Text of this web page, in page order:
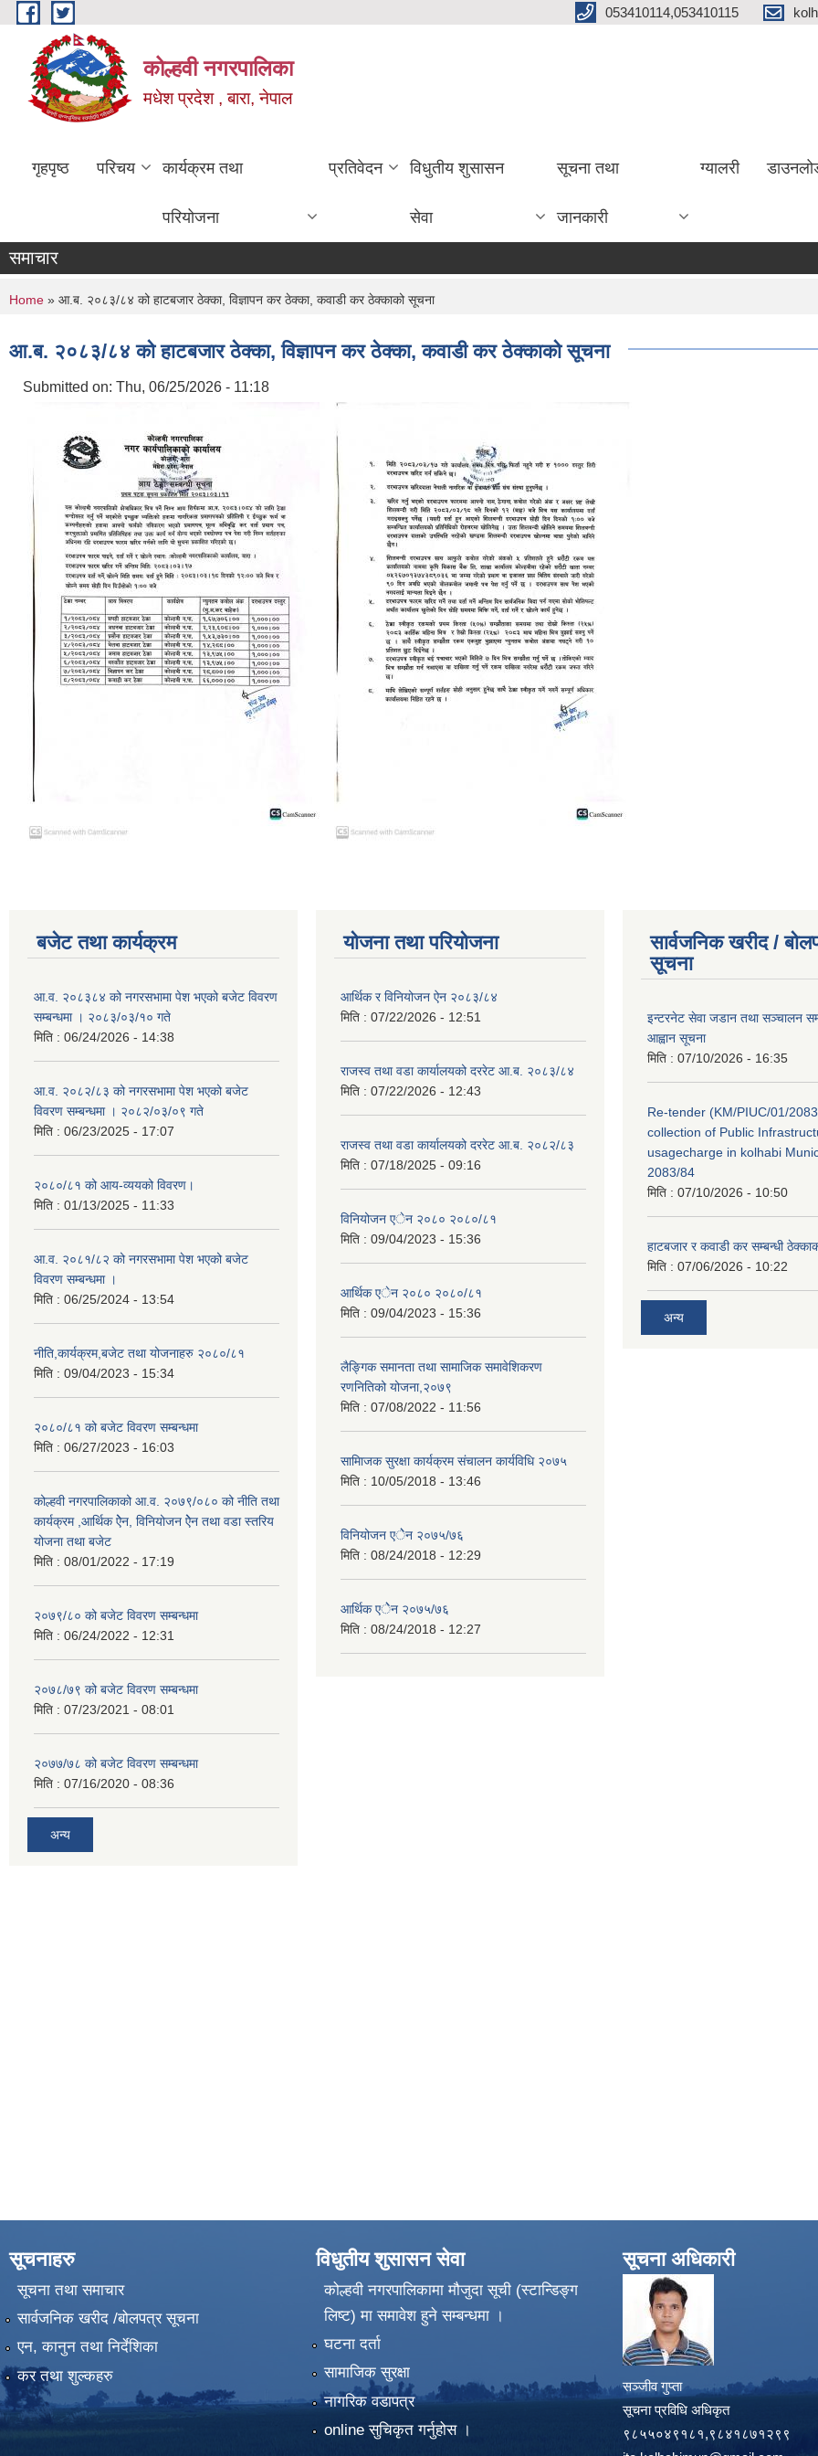
Skip to main content 053410114,053410115
कोल्हवी नगरपालिका
मधेश प्रदेश , बारा, नेपाल
गृहपृष्ठ परिचय कार्यक्रम तथा
परियोजना
प्रतिवेदन विधुतीय शुसासन
सेवा
सूचना तथा
जानकारी
ग्यालरी
समाचार
You are here
Home » आ.ब. २०८३/८४ को हाटबजार ठेक्का, विज्ञापन कर ठेक्का, कवाडी कर ठेक्काको सूचना
आ.ब. २०८३/८४ को हाटबजार ठेक्का, विज्ञापन कर ठेक्का, कवाडी कर ठेक्काको सूचना
Submitted on: Thu, 06/25/2026 - 11:18
बजेट तथा कार्यक्रम
आ.व. २०८३८४ को नगरसभामा पेश भएको बजेट विवरण
सम्बन्धमा । २०८३/०३/१० गते
मिति : 06/24/2026 - 14:38
आ.व. २०८२/८३ को नगरसभामा पेश भएको बजेट
विवरण सम्बन्धमा । २०८२/०३/०९ गते
मिति : 06/23/2025 - 17:07
२०८०/८१ को आय-व्ययको विवरण।
मिति : 01/13/2025 - 11:33
आ.व. २०८१/८२ को नगरसभामा पेश भएको बजेट
विवरण सम्बन्धमा ।
मिति : 06/25/2024 - 13:54
नीति,कार्यक्रम,बजेट तथा योजनाहरु २०८०/८१
मिति : 09/04/2023 - 15:34
२०८०/८१ को बजेट विवरण सम्बन्धमा
मिति : 06/27/2023 - 16:03
कोल्हवी नगरपालिकाको आ.व. २०७९/०८० को नीति तथा
कार्यक्रम ,आर्थिक ऐेन, विनियोजन ऐेन तथा वडा स्तरिय
योजना तथा बजेट
मिति : 08/01/2022 - 17:19
२०७९/८० को बजेट विवरण सम्बन्धमा
मिति : 06/24/2022 - 12:31
२०७८/७९ को बजेट विवरण सम्बन्धमा
मिति : 07/23/2021 - 08:01
२०७७/७८ को बजेट विवरण सम्बन्धमा
मिति : 07/16/2020 - 08:36
अन्य
योजना तथा परियोजना
आर्थिक र विनियोजन ऐन २०८३/८४
मिति : 07/22/2026 - 12:51
राजस्व तथा वडा कार्यालयको दररेट आ.ब. २०८३/८४
मिति : 07/22/2026 - 12:43
राजस्व तथा वडा कार्यालयको दररेट आ.ब. २०८२/८३
मिति : 07/18/2025 - 09:16
विनियोजन एेन २०८० २०८०/८१
मिति : 09/04/2023 - 15:36
आर्थिक एेन २०८० २०८०/८१
मिति : 09/04/2023 - 15:36
लैङ्गिक समानता तथा सामाजिक समावेशिकरण
रणनितिको योजना,२०७९
मिति : 07/08/2022 - 11:56
सामािजक सुरक्षा कार्यक्रम संचालन कार्यविधि २०७५
मिति : 10/05/2018 - 13:46
विनियोजन एेेन २०७५/७६
मिति : 08/24/2018 - 12:29
आर्थिक एेेन २०७५/७६
मिति : 08/24/2018 - 12:27
सार्वजनिक खरीद /
सूचना
इन्टरनेट सेवा जडान तथा सञ्चालन
आह्वान सूचना
मिति : 07/10/2026 - 16:35
Re-tender (KM/PIUC/01/
collection of Public
usagecharge in kolhabi
2083/84
मिति : 07/10/2026 - 10:50
हाटबजार र कवाडी कर सम्बन्धी
मिति : 07/06/2026 - 10:22
अन्य
सूचनाहरु
सूचना तथा समाचार
सार्वजनिक खरीद /बोलपत्र सूचना
एन, कानुन तथा निर्देशिका
कर तथा शुल्कहरु
विधुतीय शुसासन सेवा
कोल्हवी नगरपालिकामा मौजुदा सूची (स्टान्डिङ्ग
लिष्ट) मा समावेश हुने सम्बन्धमा ।
घटना दर्ता
सामाजिक सुरक्षा
नागरिक वडापत्र
online सुचिकृत गर्नुहोस ।
सूचना अधिकारी
सञ्जीव गुप्ता
सूचना प्रविधि अधिकृत
९८५५०४९१८१,९८४१८७१२९९